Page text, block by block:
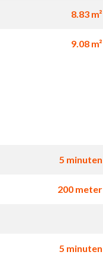
8.83 m²
9.08 m²
5 minuten
200 meter
5 minuten